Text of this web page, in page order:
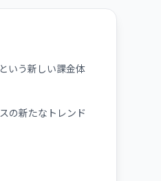
いう新しい課金体
の新たなトレンド